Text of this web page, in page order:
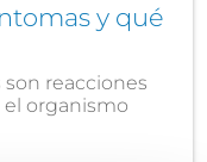
y qué
son reacciones
el organismo